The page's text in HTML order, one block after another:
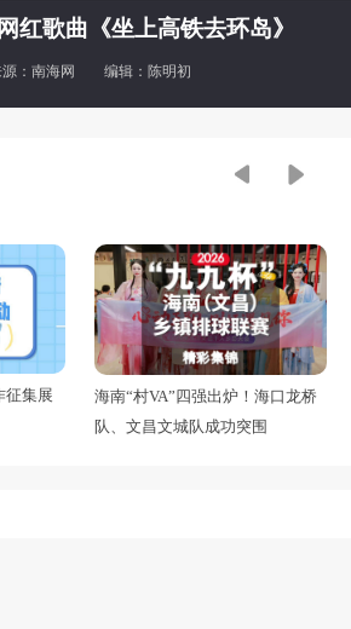
红歌曲《坐上高铁去环岛》
源：南海网 编辑：陈明初
征集展
海南“村VA”四强出炉！海口龙桥
队、文昌文城队成功突围